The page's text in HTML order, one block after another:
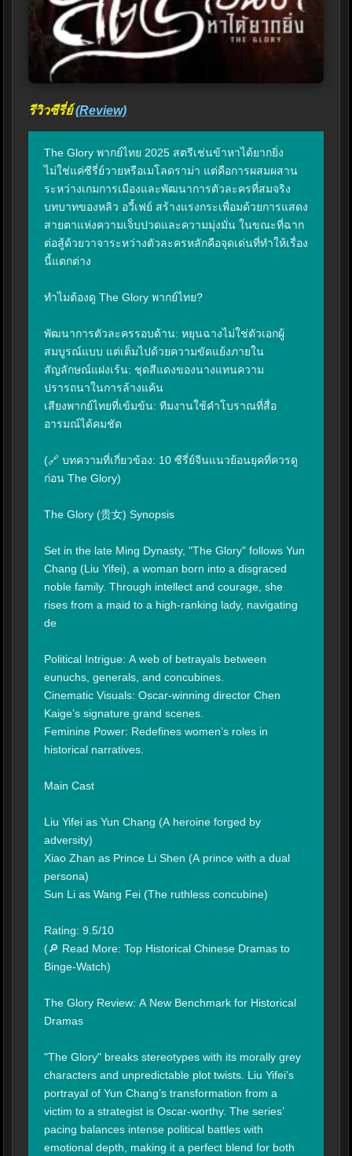
รีวิวซีรี่ย์(Review)
The Glory พากย์ไทย 2025 สตรีเช่นข้าหาได้ยากยิ่ง
ไม่ใช่แค่ซีรี่ย์วายหรือเมโลดราม่า แต่คือการผสมผสาน
ระหว่างเกมการเมืองและพัฒนาการตัวละครที่สมจริง
บทบาทของหลิว อวี้เฟย์ สร้างแรงกระเพื่อมด้วยการแสดง
สายตาแห่งความเจ็บปวดและความมุ่งมั่น ในขณะที่ฉาก
ต่อสู้ด้วยวาจาระหว่างตัวละครหลักคือจุดเด่นที่ทำให้เรื่อง
นี้แตกต่าง
ทำไมต้องดู The Glory พากย์ไทย?
พัฒนาการตัวละครรอบด้าน: หยุนฉางไม่ใช่ตัวเอกผู้
สมบูรณ์แบบ แต่เต็มไปด้วยความขัดแย้งภายใน
สัญลักษณ์แฝงเร้น: ชุดสีแดงของนางแทนความ
ปรารถนาในการล้างแค้น
เสียงพากย์ไทยที่เข้มข้น: ทีมงานใช้คำโบราณที่สื่อ
อารมณ์ได้คมชัด
(🔗 บทความที่เกี่ยวข้อง: 10 ซีรี่ย์จีนแนวย้อนยุคที่ควรดู
ก่อน The Glory)
The Glory (贵女) Synopsis
Set in the late Ming Dynasty, "The Glory" follows Yun
Chang (Liu Yifei), a woman born into a disgraced
noble family. Through intellect and courage, she
rises from a maid to a high-ranking lady, navigating
de
Political Intrigue: A web of betrayals between
eunuchs, generals, and concubines.
Cinematic Visuals: Oscar-winning director Chen
Kaige’s signature grand scenes.
Feminine Power: Redefines women’s roles in
historical narratives.
Main Cast
Liu Yifei as Yun Chang (A heroine forged by
adversity)
Xiao Zhan as Prince Li Shen (A prince with a dual
persona)
Sun Li as Wang Fei (The ruthless concubine)
Rating: 9.5/10
(🔎 Read More: Top Historical Chinese Dramas to
Binge-Watch)
The Glory Review: A New Benchmark for Historical
Dramas
"The Glory" breaks stereotypes with its morally grey
characters and unpredictable plot twists. Liu Yifei’s
portrayal of Yun Chang’s transformation from a
victim to a strategist is Oscar-worthy. The series’
pacing balances intense political battles with
emotional depth, making it a perfect blend for both